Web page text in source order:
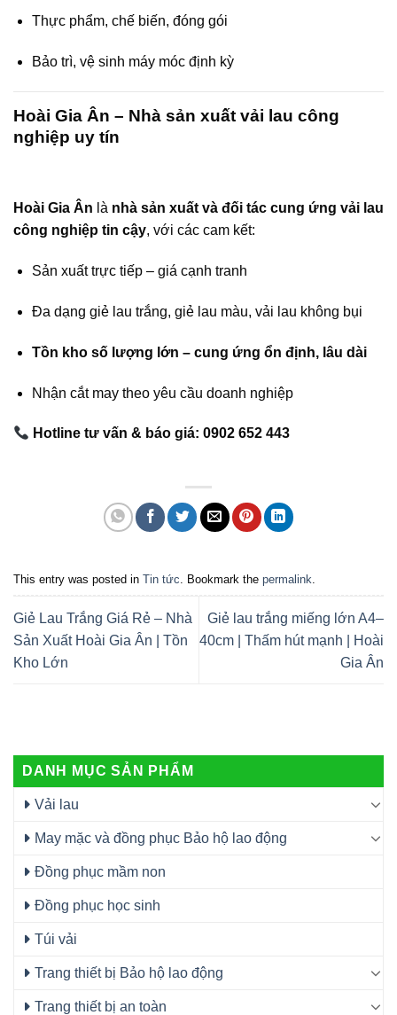
Thực phẩm, chế biến, đóng gói
Bảo trì, vệ sinh máy móc định kỳ
Hoài Gia Ân – Nhà sản xuất vải lau công
nghiệp uy tín
Hoài Gia Ân là nhà sản xuất và đối tác cung ứng vải lau
công nghiệp tin cậy, với các cam kết:
Sản xuất trực tiếp – giá cạnh tranh
Đa dạng giẻ lau trắng, giẻ lau màu, vải lau không bụi
Tồn kho số lượng lớn – cung ứng ổn định, lâu dài
Nhận cắt may theo yêu cầu doanh nghiệp
Hotline tư vấn & báo giá: 0902 652 443
This entry was posted in Tin tức . Bookmark the permalink
Giẻ Lau Trắng Giá Rẻ – Nhà
Sản Xuất Hoài Gia Ân | Tồn
Kho Lớn
Giẻ lau trắng miếng lớn A4–
40cm | Thấm hút mạnh | Hoài
Gia Ân
DANH MỤC SẢN PHẨM
Vải lau
May mặc và đồng phục Bảo hộ lao động
Đồng phục mầm non
Đồng phục học sinh
Túi vải
Trang thiết bị Bảo hộ lao động
Trang thiết bị an toàn